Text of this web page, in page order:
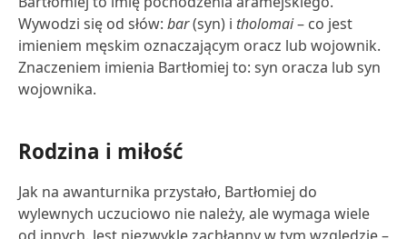
Wywodzi się od słów: bar(syn) i tholomai– co jest
imieniem męskim oznaczającym oracz lub wojownik.
Znaczeniem imienia Bartłomiej to: syn oracza lub syn
wojownika.
Rodzina i miłość
Jak na awanturnika przystało, Bartłomiej do
wylewnych uczuciowo nie należy, ale wymaga wiele